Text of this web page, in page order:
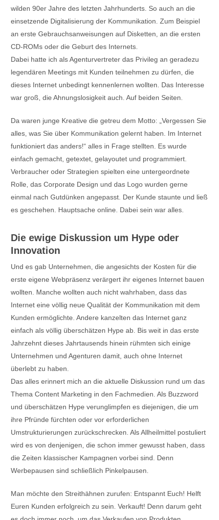
wilden 90er Jahre des letzten Jahrhunderts. So auch an die
einsetzende Digitalisierung der Kommunikation. Zum Beispiel
an erste Gebrauchsanweisungen auf Disketten, an die ersten
CD-ROMs oder die Geburt des Internets.
Dabei hatte ich als Agenturvertreter das Privileg an geradezu
legendären Meetings mit Kunden teilnehmen zu dürfen, die
dieses Internet unbedingt kennenlernen wollten. Das Interesse
war groß, die Ahnungslosigkeit auch. Auf beiden Seiten.
Da waren junge Kreative die getreu dem Motto: „Vergessen Sie
alles, was Sie über Kommunikation gelernt haben. Im Internet
funktioniert das anders!“ alles in Frage stellten. Es wurde
einfach gemacht, getextet, gelayoutet und programmiert.
Verbraucher oder Strategien spielten eine untergeordnete
Rolle, das Corporate Design und das Logo wurden gerne
einmal nach Gutdünken angepasst. Der Kunde staunte und ließ
es geschehen. Hauptsache online. Dabei sein war alles.
Die ewige Diskussion um Hype oder
Innovation
Und es gab Unternehmen, die angesichts der Kosten für die
erste eigene Webpräsenz verärgert ihr eigenes Internet bauen
wollten. Manche wollten auch nicht wahrhaben, dass das
Internet eine völlig neue Qualität der Kommunikation mit dem
Kunden ermöglichte. Andere kanzelten das Internet ganz
einfach als völlig überschätzen Hype ab. Bis weit in das erste
Jahrzehnt dieses Jahrtausends hinein rühmten sich einige
Unternehmen und Agenturen damit, auch ohne Internet
überlebt zu haben.
Das alles erinnert mich an die aktuelle Diskussion rund um das
Thema Content Marketing in den Fachmedien. Als Buzzword
und überschätzen Hype verunglimpfen es diejenigen, die um
ihre Pfründe fürchten oder vor erforderlichen
Umstrukturierungen zurückschrecken. Als Allheilmittel postuliert
wird es von denjenigen, die schon immer gewusst haben, dass
die Zeiten klassischer Kampagnen vorbei sind. Denn
Werbepausen sind schließlich Pinkelpausen.
Man möchte den Streithähnen zurufen: Entspannt Euch! Helft
Euren Kunden erfolgreich zu sein. Verkauft! Denn darum geht